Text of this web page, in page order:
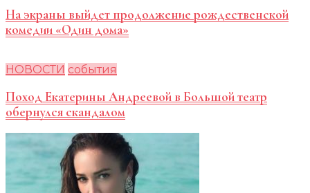
На экраны выйдет продолжение рождественской
комедии «Один дома»
НОВОСТИ события
Поход Екатерины Андреевой в Большой театр
обернулся скандалом